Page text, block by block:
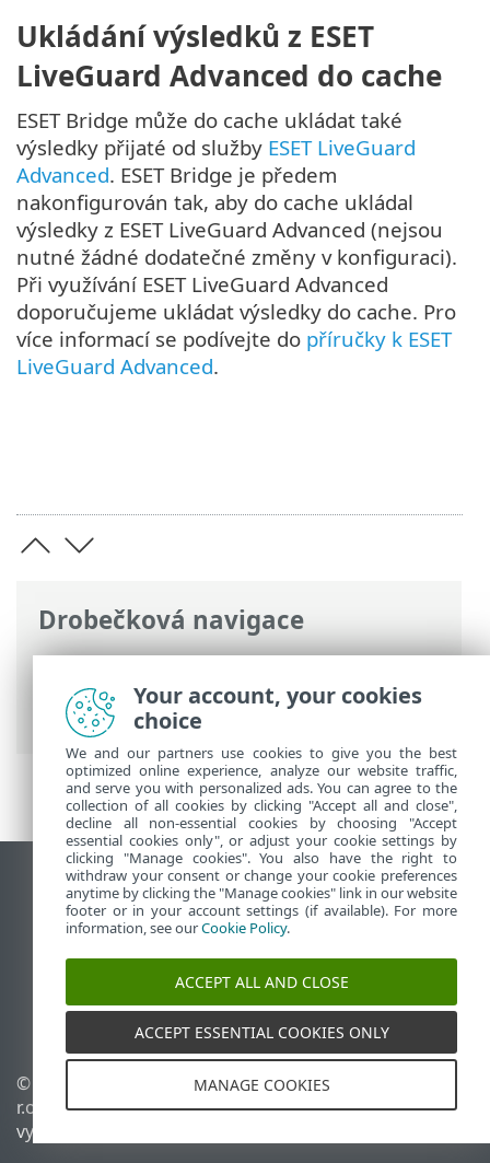
Drobečková navigace
ESET Online nápověda>ESET Bridge>
Úvod k ESET Bridge> Ukládání
stahovaných dat do cache
Ukládání výsledků z ESET
LiveGuard Advanced do cache
ESET Bridge může do cache ukládat také
výsledky přijaté od služby ESET LiveGuard
Advanced. ESET Bridge je předem
nakonfigurován tak, aby do cache ukládal
výsledky z ESET LiveGuard Advanced (nejsou
nutné žádné dodatečné změny v konfiguraci).
Při využívání ESET LiveGuard Advanced
doporučujeme ukládat výsledky do cache. Pro
více informací se podívejte do příručky k ESET
LiveGuard Advanced.
Zobrazit verzi pro počítač
End of Life
ESET Databáze znalostí
ESET Forum
ESET Status Portal
Regionální podpora
© 1992 - 2026 ESET, spol. s
r.o. - Všechna práva
vyhrazena.
Spravovat cookies
Zásady používání souborů
Your account, your cookies
choice
We and our partners use cookies to give you the best
optimized online experience, analyze our website traffic,
and serve you with personalized ads. You can agree to the
collection of all cookies by clicking "Accept all and close",
decline all non-essential cookies by choosing "Accept
essential cookies only", or adjust your cookie settings by
clicking "Manage cookies". You also have the right to
withdraw your consent or change your cookie preferences
anytime by clicking the "Manage cookies" link in our website
footer or in your account settings (if available). For more
information, see ourCookie Policy.
ACCEPT ALL AND CLOSE
ACCEPT ESSENTIAL COOKIES ONLY
MANAGE COOKIES